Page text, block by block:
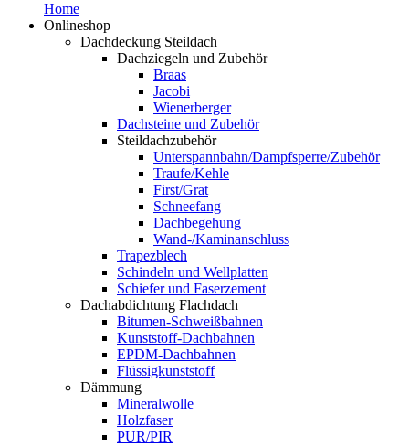
Home
Onlineshop
Dachdeckung Steildach
Dachziegeln und Zubehör
Braas
Jacobi
Wienerberger
Dachsteine und Zubehör
Steildachzubehör
Unterspannbahn/Dampfsperre/Zubehör
Traufe/Kehle
First/Grat
Schneefang
Dachbegehung
Wand-/Kaminanschluss
Trapezblech
Schindeln und Wellplatten
Schiefer und Faserzement
Dachabdichtung Flachdach
Bitumen-Schweißbahnen
Kunststoff-Dachbahnen
EPDM-Dachbahnen
Flüssigkunststoff
Dämmung
Mineralwolle
Holzfaser
PUR/PIR